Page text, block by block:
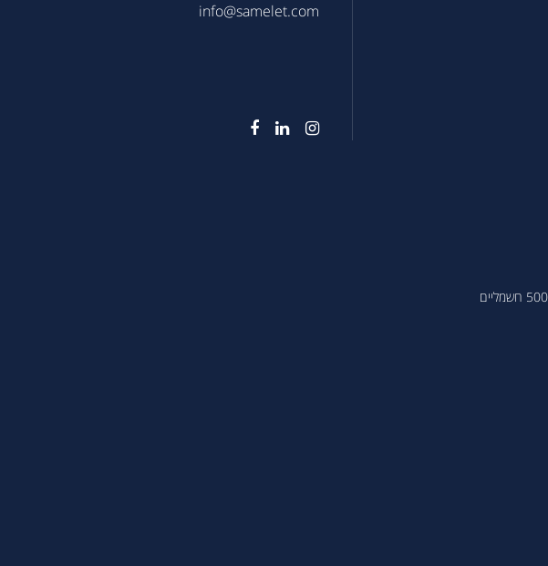
info@samelet.com